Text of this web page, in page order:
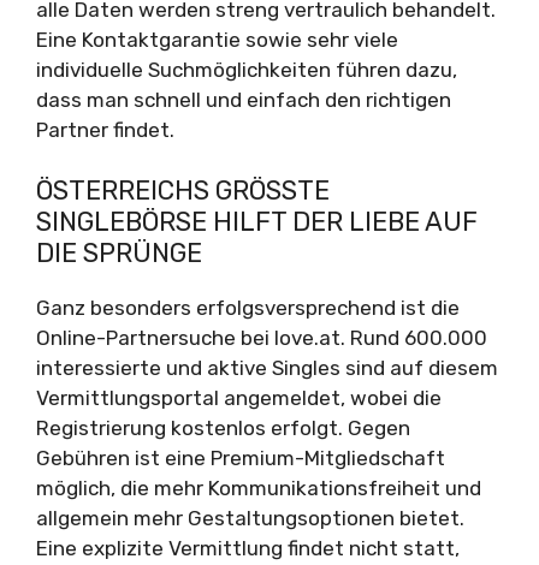
alle Daten werden streng vertraulich behandelt.
Eine Kontaktgarantie sowie sehr viele
individuelle Suchmöglichkeiten führen dazu,
dass man schnell und einfach den richtigen
Partner findet.
ÖSTERREICHS GRÖSSTE S
INGLEBÖRSE HILFT DER LIEBE AUF D
IE SPRÜNGE
Ganz besonders erfolgsversprechend ist die
Online-Partnersuche bei love.at. Rund 600.000
interessierte und aktive Singles sind auf diesem
Vermittlungsportal angemeldet, wobei die
Registrierung kostenlos erfolgt. Gegen
Gebühren ist eine Premium-Mitgliedschaft
möglich, die mehr Kommunikationsfreiheit und
allgemein mehr Gestaltungsoptionen bietet.
Eine explizite Vermittlung findet nicht statt,